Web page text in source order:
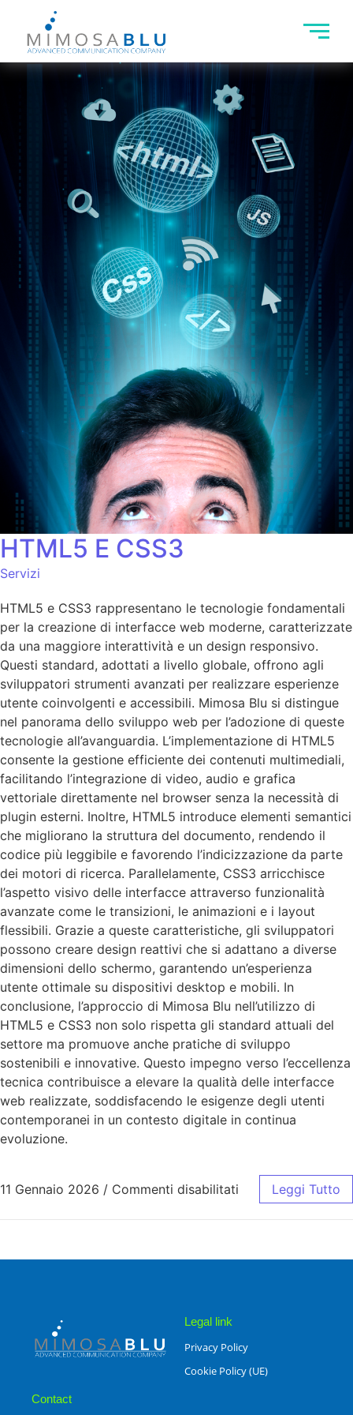
HTML5 E CSS3
Servizi
HTML5 e CSS3 rappresentano le tecnologie fondamentali
per la creazione di interfacce web moderne, caratterizzate
da una maggiore interattività e un design responsivo.
Questi standard, adottati a livello globale, offrono agli
sviluppatori strumenti avanzati per realizzare esperienze
utente coinvolgenti e accessibili. Mimosa Blu si distingue
nel panorama dello sviluppo web per l’adozione di queste
tecnologie all’avanguardia. L’implementazione di HTML5
consente la gestione efficiente dei contenuti multimediali,
facilitando l’integrazione di video, audio e grafica
vettoriale direttamente nel browser senza la necessità di
plugin esterni. Inoltre, HTML5 introduce elementi semantici
che migliorano la struttura del documento, rendendo il
codice più leggibile e favorendo l’indicizzazione da parte
dei motori di ricerca. Parallelamente, CSS3 arricchisce
l’aspetto visivo delle interfacce attraverso funzionalità
avanzate come le transizioni, le animazioni e i layout
flessibili. Grazie a queste caratteristiche, gli sviluppatori
possono creare design reattivi che si adattano a diverse
dimensioni dello schermo, garantendo un’esperienza
utente ottimale su dispositivi desktop e mobili. In
conclusione, l’approccio di Mimosa Blu nell’utilizzo di
HTML5 e CSS3 non solo rispetta gli standard attuali del
settore ma promuove anche pratiche di sviluppo
sostenibili e innovative. Questo impegno verso l’eccellenza
tecnica contribuisce a elevare la qualità delle interfacce
web realizzate, soddisfacendo le esigenze degli utenti
contemporanei in un contesto digitale in continua
evoluzione.
11 Gennaio 2026 / Commenti disabilitati Leggi Tutto
Legal link
Privacy Policy
Cookie Policy (UE)
Contact